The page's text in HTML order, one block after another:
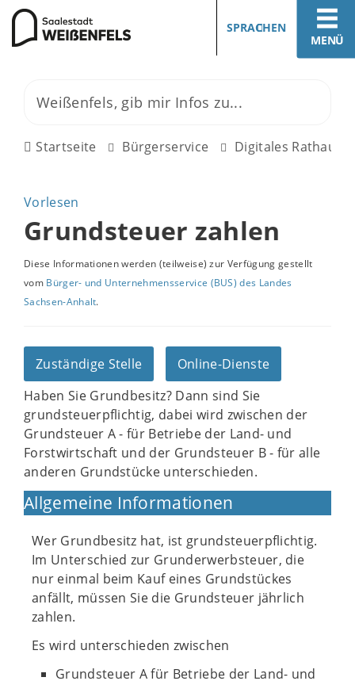
MENÜ
SPRACHEN
Startseite Bürgerservice Digitales Rathaus
Vorlesen
Grundsteuer zahlen
Diese Informationen werden (teilweise) zur Verfügung gestellt
vom Bürger- und Unternehmensservice (BUS) des Landes
Sachsen-Anhalt.
Zuständige Stelle
Online-Dienste
Haben Sie Grundbesitz? Dann sind Sie
grundsteuerpflichtig, dabei wird zwischen der
Grundsteuer A - für Betriebe der Land- und
Forstwirtschaft und der Grundsteuer B - für alle
anderen Grundstücke unterschieden.
Allgemeine Informationen
Wer Grundbesitz hat, ist grundsteuerpflichtig.
Im Unterschied zur Grunderwerbsteuer, die
nur einmal beim Kauf eines Grundstückes
anfällt, müssen Sie die Grundsteuer jährlich
zahlen.
Es wird unterschieden zwischen
Grundsteuer A für Betriebe der Land- und